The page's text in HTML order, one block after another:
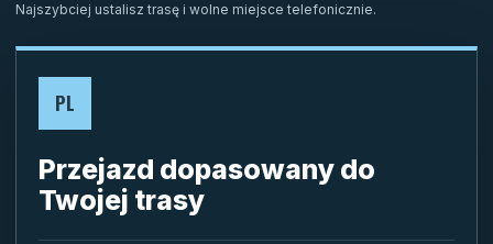
Najszybciej ustalisz trasę i wolne miejsce telefonicznie.
PL
Przejazd dopasowany do
Twojej trasy